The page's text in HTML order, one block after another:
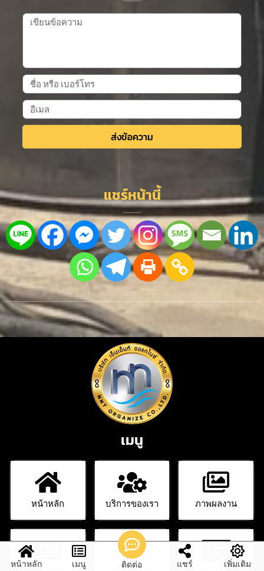
ส่งข้อความ
แชร์หน้านี้
เมนู
หน้าหลัก บริการของเรา ภาพผลงาน
หน้าหลัก เมนู ติดต่อ แชร์ เพิ่มเติม